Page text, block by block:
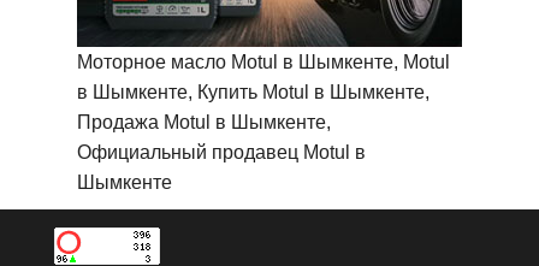
Моторное масло Motul в Шымкенте, Motul
в Шымкенте, Купить Motul в Шымкенте,
Продажа Motul в Шымкенте,
Официальный продавец Motul в
Шымкенте